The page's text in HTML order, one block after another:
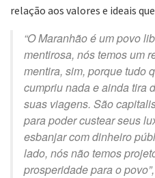
relação aos valores e ideais
“O Maranhão é um povo
mentirosa, nós temos um
mentira, sim, porque tudo
cumpriu nada e ainda tira
suas viagens. São
para poder custear seus
esbanjar com dinheiro
lado, nós não temos
prosperidade para o